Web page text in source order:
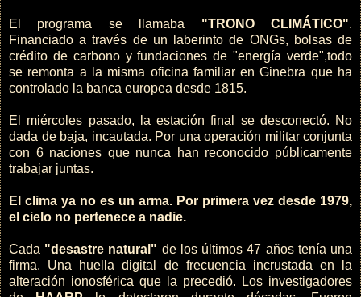
El programa se llamaba "TRONO CLIMÁTICO".
Financiado a través de un laberinto de ONGs, bolsas de
crédito de carbono y fundaciones de "energía verde",todo
se remonta a la misma oficina familiar en Ginebra que ha
controlado la banca europea desde 1815.
El miércoles pasado, la estación final se desconectó. No
dada de baja, incautada. Por una operación militar conjunta
con 6 naciones que nunca han reconocido públicamente
trabajar juntas.
El clima ya no es un arma. Por primera vez desde 1979,
el cielo no pertenece a nadie.
Cada "desastre natural" de los últimos 47 años tenía una
firma. Una huella digital de frecuencia incrustada en la
alteración ionosférica que la precedió. Los investigadores